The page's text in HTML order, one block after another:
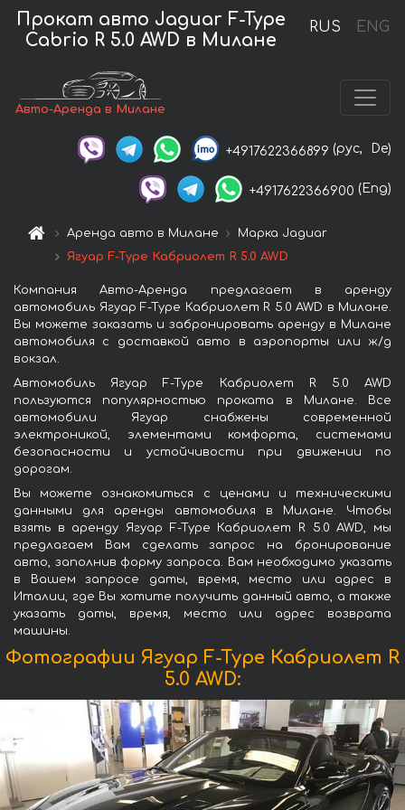
RUS ENG
Прокат авто Jaguar F-Type
Cabrio R 5.0 AWD в Милане
Авто-Аренда в Милане
+4917622366899 (рус, De)
+4917622366900 (Eng)
Аренда авто в Милане
Марка Jaguar
Ягуар F-Type Кабриолет R 5.0 AWD
Компания Авто-Аренда предлагает в аренду
автомобиль Ягуар F-Type Кабриолет R 5.0 AWD в Милане.
Вы можете заказать и забронировать аренду в Милане
автомобиля с доставкой авто в аэропорты или ж/д
вокзал.
Автомобиль Ягуар F-Type Кабриолет R 5.0 AWD
пользуются популярностью проката в Милане. Все
автомобили Ягуар снабжены современной
электроникой, элементами комфорта, системами
безопасности и устойчивости при движении по
дорогам.
Вы можете ознакомиться с ценами и техническими
данными для аренды автомобиля в Милане. Чтобы
взять в аренду Ягуар F-Type Кабриолет R 5.0 AWD, мы
предлагаем Вам сделать запрос на бронирование
авто, заполнив форму запроса. Вам необходимо указать
в Вашем запросе даты, время, место или адрес в
Италии, где Вы хотите получить данный авто, а также
указать даты, время, место или адрес возврата
машины.
Фотографии Ягуар F-Type Кабриолет R
5.0 AWD: